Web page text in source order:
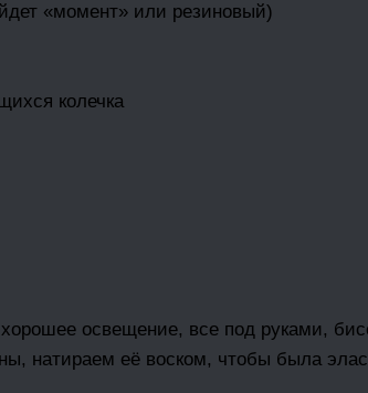
«момент» или резиновый)
колечка
освещение, все под руками,
натираем её воском, чтобы была